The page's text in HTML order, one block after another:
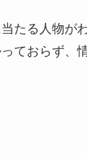
たる人物が
ておらず、